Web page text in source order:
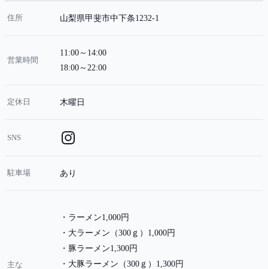
住所 山梨県甲斐市中下条1232-1
営業時間
11:00～14:00
18:00～22:00
定休日 木曜日
SNS
駐車場 あり
主な
ラーメン1,000円
大ラーメン（300ｇ）1,000円
豚ラーメン1,300円
大豚ラーメン（300ｇ）1,300円